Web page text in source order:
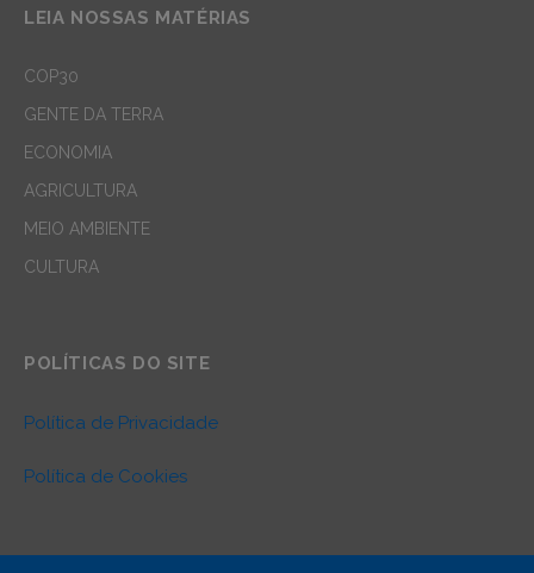
LEIA NOSSAS MATÉRIAS
COP30
GENTE DA TERRA
ECONOMIA
AGRICULTURA
MEIO AMBIENTE
CULTURA
POLÍTICAS DO SITE
Política de Privacidade
Política de Cookies